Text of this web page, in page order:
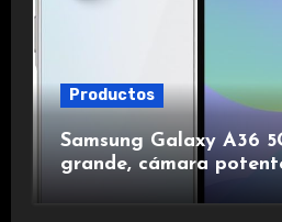
Productos
Samsung Galaxy A36
grande, cámara
duradera y carga
experiencia premium.